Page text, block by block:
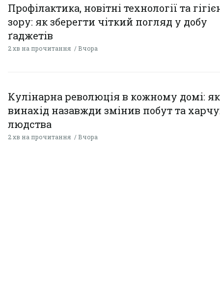
Профілактика, новітні технології та
зору: як зберегти чіткий погляд у добу
ґаджетів
2 хв на прочитання Вчора
Кулінарна революція в кожному домі:
винахід назавжди змінив побут та
людства
2 хв на прочитання Вчора